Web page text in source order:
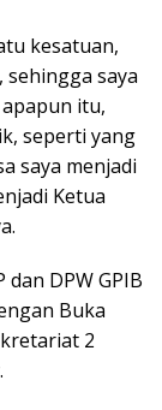
kesatuan,
saya
itu,
seperti yang
saya menjadi
Ketua
DPW GPIB
Buka
2